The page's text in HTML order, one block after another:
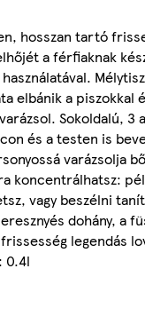
hosszan tartó
a férfiaknak
elbánik a piszokkal
Sokoldalú, 3
és a testen is
varázsolja
koncentrálhatsz:
vagy beszélni
dohány, a
legendás
0.4l